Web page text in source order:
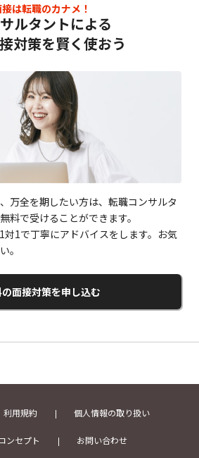
は転職のカナメ！
ルタントによる
対策を賢く使おう
万全を期したい方は、転職コンサルタ
料で受けることができます。
対1で丁寧にアドバイスをします。お気
。
面接対策を申し込む
利用規約 個人情報の取り扱い
ンセプト お問い合わせ